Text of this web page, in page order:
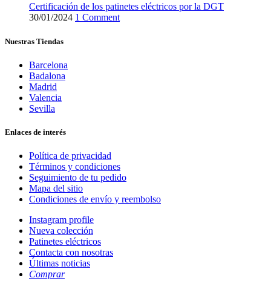
Certificación de los patinetes eléctricos por la DGT
30/01/2024 1 Comment
Nuestras Tiendas
Barcelona
Badalona
Madrid
Valencia
Sevilla
Enlaces de interés
Política de privacidad
Términos y condiciones
Seguimiento de tu pedido
Mapa del sitio
Condiciones de envío y reembolso
Instagram profile
Nueva colección
Patinetes eléctricos
Contacta con nosotras
Últimas noticias
Comprar